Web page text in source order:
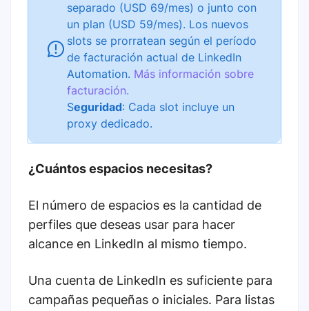
separado (USD 69/mes) o junto con
un plan (USD 59/mes). Los nuevos
slots se prorratean según el período
de facturación actual de LinkedIn
Automation. Más información sobre
facturación.
Seguridad: Cada slot incluye un
proxy dedicado.
¿Cuántos espacios necesitas?
El número de espacios es la cantidad de
perfiles que deseas usar para hacer
alcance en LinkedIn al mismo tiempo.
Una cuenta de LinkedIn es suficiente para
campañas pequeñas o iniciales. Para listas